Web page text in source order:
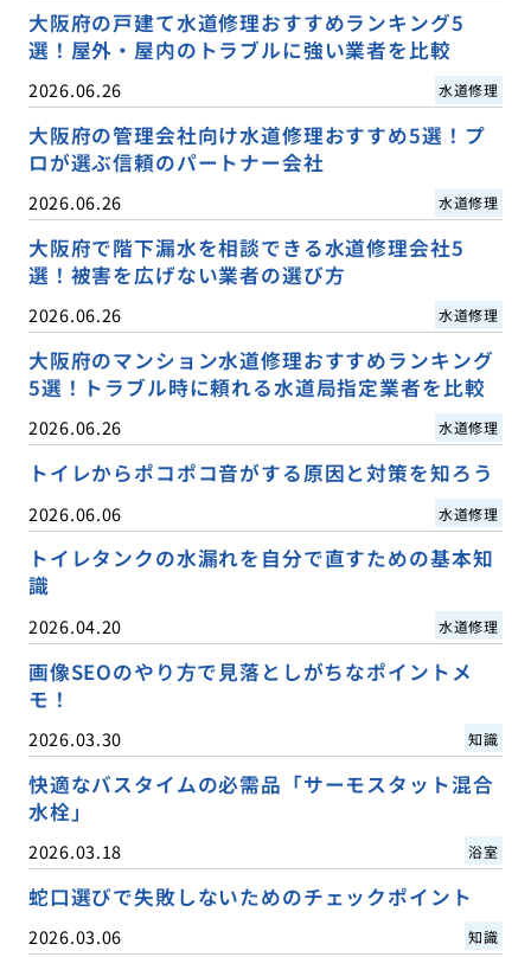
大阪府の戸建て水道修理おすすめランキング5
選！屋外・屋内のトラブルに強い業者を比較
2026.06.26 水道修理
大阪府の管理会社向け水道修理おすすめ5選！プ
ロが選ぶ信頼のパートナー会社
2026.06.26 水道修理
大阪府で階下漏水を相談できる水道修理会社5
選！被害を広げない業者の選び方
2026.06.26 水道修理
大阪府のマンション水道修理おすすめランキング
5選！トラブル時に頼れる水道局指定業者を比較
2026.06.26 水道修理
トイレからポコポコ音がする原因と対策を知ろう
2026.06.06 水道修理
トイレタンクの水漏れを自分で直すための基本知
識
2026.04.20 水道修理
画像SEOのやり方で見落としがちなポイントメ
モ！
2026.03.30 知識
快適なバスタイムの必需品「サーモスタット混合
水栓」
2026.03.18 浴室
蛇口選びで失敗しないためのチェックポイント
2026.03.06 知識